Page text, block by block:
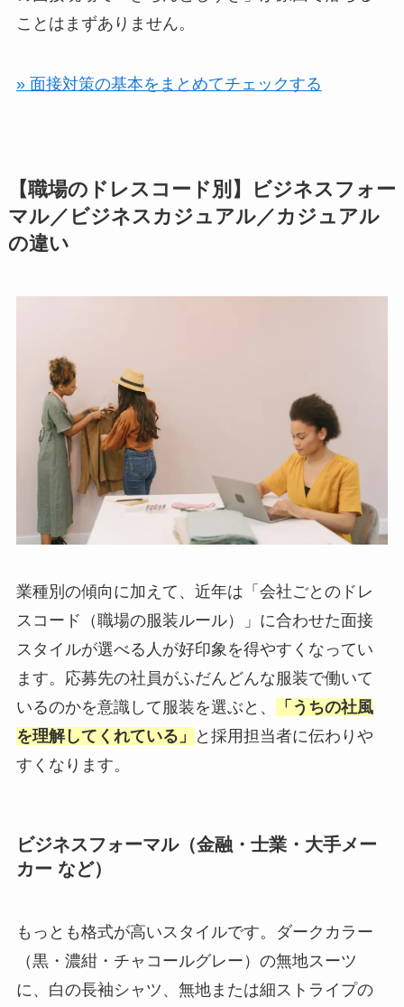
ことはまずありません。
» 面接対策の基本をまとめてチェックする
【職場のドレスコード別】ビジネスフォー
マル／ビジネスカジュアル／カジュアル
の違い
業種別の傾向に加えて、近年は「会社ごとのドレ
スコード（職場の服装ルール）」に合わせた面接
スタイルが選べる人が好印象を得やすくなってい
ます。応募先の社員がふだんどんな服装で働いて
いるのかを意識して服装を選ぶと、
「うちの社風
を理解してくれている」
と採用担当者に伝わりや
すくなります。
ビジネスフォーマル（金融・士業・大手メー
カー など）
もっとも格式が高いスタイルです。ダークカラー
（黒・濃紺・チャコールグレー）の無地スーツ
に、白の長袖シャツ、無地または細ストライプの